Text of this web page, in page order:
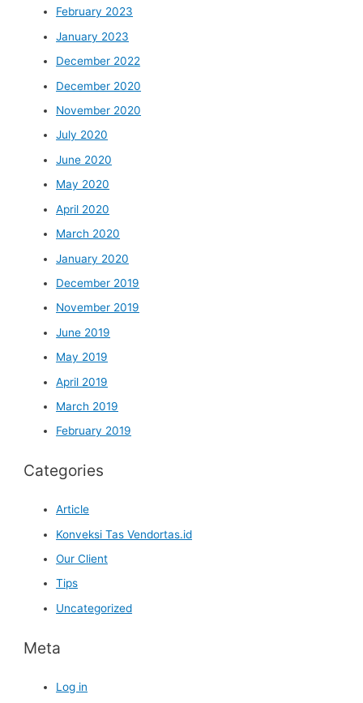
February 2023
January 2023
December 2022
December 2020
November 2020
July 2020
June 2020
May 2020
April 2020
March 2020
January 2020
December 2019
November 2019
June 2019
May 2019
April 2019
March 2019
February 2019
Categories
Article
Konveksi Tas Vendortas.id
Our Client
Tips
Uncategorized
Meta
Log in